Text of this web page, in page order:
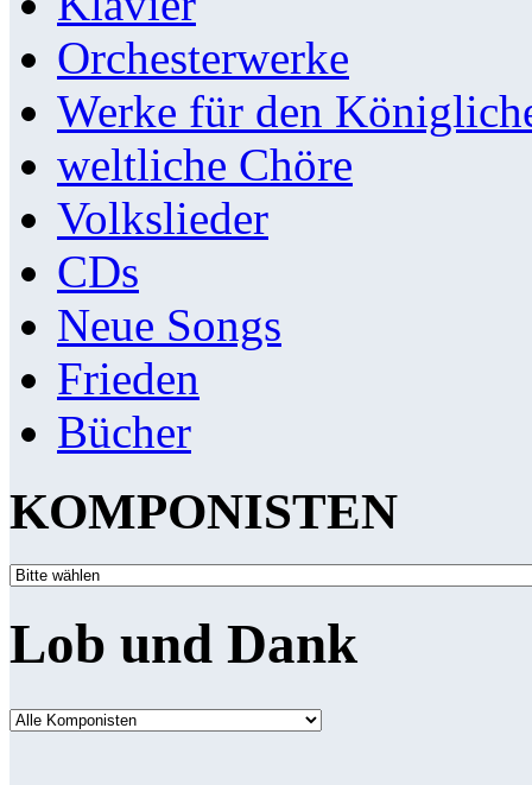
Orchesterwerke
Werke für den
weltliche Chöre
Volkslieder
CDs
Neue Songs
Frieden
Bücher
KOMPONISTEN
Lob und Dank